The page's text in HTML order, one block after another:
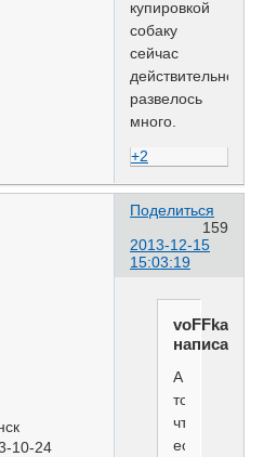
купировкой
собаку
сейчас
действительно
развелось
много.
+2
Поделиться
159
2013-12-15
15:03:19
10-24
voFFka
написал(а):
А
то,
что
если